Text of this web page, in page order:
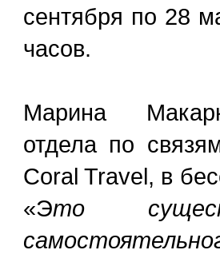
сентября по 28
часов.
Марина
отдела по
Coral Travel, в
«Это